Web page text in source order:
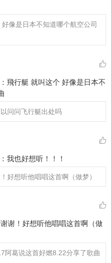
像是日本不知道哪个航空公司
： 飛行艇 就叫这个 好像是日本不
以问问飞行艇出处吗
： 我也好想听！！！
好想听他唱唱这首啊（做梦）
谢谢！好想听他唱唱这首啊（做
阿葛说这首好燃8.22分享了歌曲